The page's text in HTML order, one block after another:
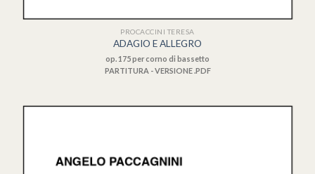
PROCACCINI TERESA
ADAGIO E ALLEGRO
op. 175 per corno di bassetto
PARTITURA - VERSIONE .PDF